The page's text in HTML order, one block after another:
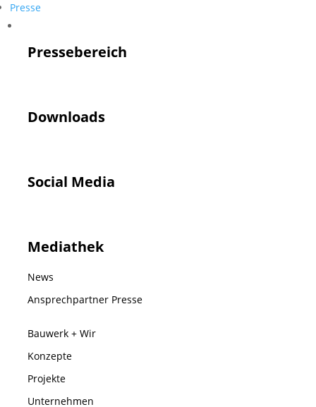
Presse
Pressebereich
Downloads
Social Media
Mediathek
News
Ansprechpartner Presse
Bauwerk + Wir
Konzepte
Projekte
Unternehmen